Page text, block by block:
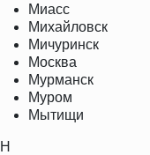
Миасс
Михайловск
Мичуринск
Москва
Мурманск
Муром
Мытищи
Н